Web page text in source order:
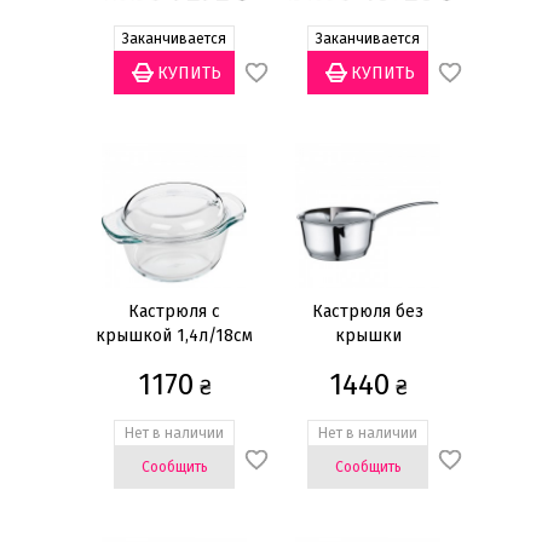
Длина
31,5см
40см
41см (3)
24см (2)
33,5см (3)
Заканчивается Заканчивается
Кастрюля с
крышкой 1,4л/18см
1170 ₴
Нет в наличии
Сообщить
Кастрюля без
крышки
1440 ₴
Нет в наличии
Сообщить